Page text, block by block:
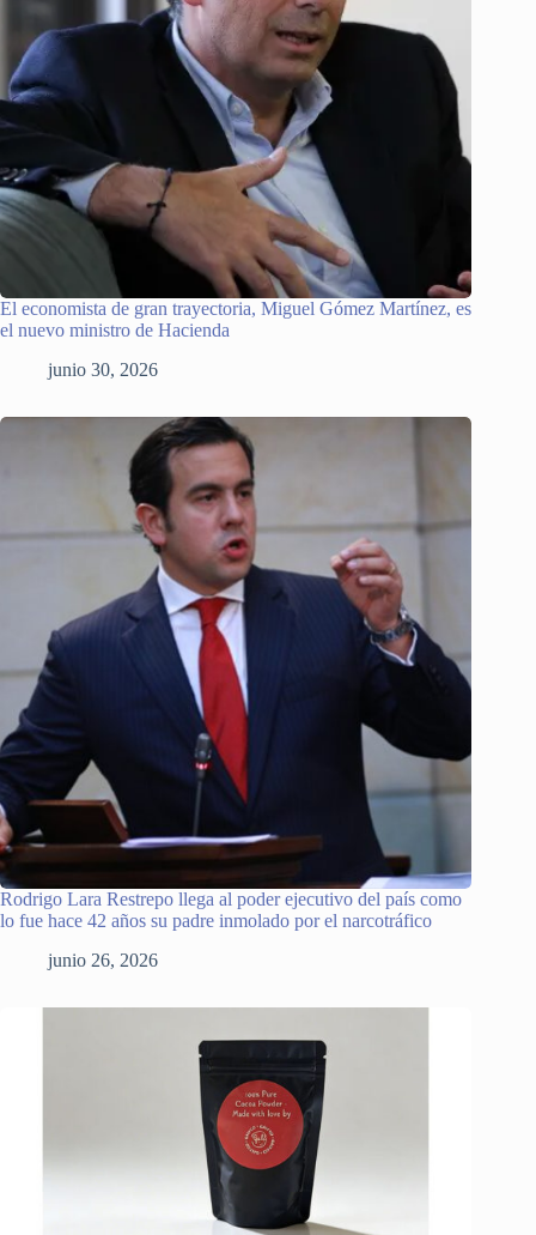
El economista de gran trayectoria, Miguel Gómez Martínez, es
el nuevo ministro de Hacienda
junio 30, 2026
Rodrigo Lara Restrepo llega al poder ejecutivo del país como
lo fue hace 42 años su padre inmolado por el narcotráfico
junio 26, 2026